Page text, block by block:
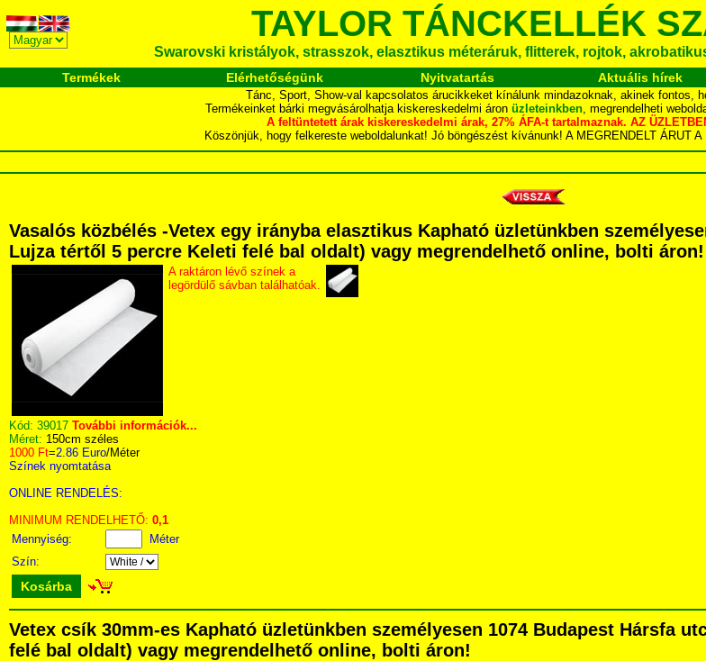
TAYLOR TÁNCKELLÉK
Swarovski kristályok, strasszok, elasztikus méteráruk, flitterek, rojtok,
Termékek Elérhetőségünk Nyitvatartás Aktuális hírek
Tánc, Sport, Show-val kapcsolatos árucikkeket kínálunk mindazoknak, akinek fontos,
Termékeinket bárki megvásárolhatja kiskereskedelmi áron üzleteinkben, megrendelheti
A feltüntetett árak kiskereskedelmi árak, 27% ÁFA-t tartalmaznak. AZ
Köszönjük, hogy felkereste weboldalunkat! Jó böngészést kívánunk! A MEGRENDELT ÁRUT
Vasalós közbélés -Vetex egy irányba elasztikus Kapható üzletünkben
Lujza tértől 5 percre Keleti felé bal oldalt) vagy megrendelhető online, bolti áron!
A raktáron lévő színek a
legördülő sávban találhatóak.
Kód: 39017 További információk...
Méret: 150cm széles
1000 Ft=2.86 Euro/Méter
Színek nyomtatása
ONLINE RENDELÉS:
MINIMUM RENDELHETŐ: 0,1
Mennyiség:
Méter
Szín:
Kosárba
Vetex csík 30mm-es Kapható üzletünkben személyesen 1074 Budapest Hársfa
felé bal oldalt) vagy megrendelhető online, bolti áron!